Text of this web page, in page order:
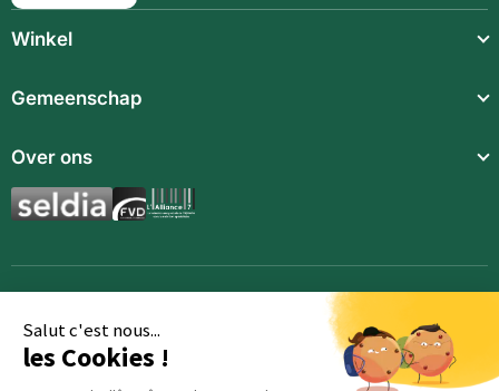
Salut c'est nous...
les Cookies !
Winkel
Voedings supplementen
Aromatische synergieën
Gemeenschap
Over ons